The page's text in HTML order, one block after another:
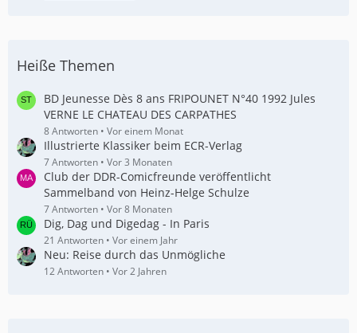
Heiße Themen
BD Jeunesse Dès 8 ans FRIPOUNET N°40 1992 Jules
VERNE LE CHATEAU DES CARPATHES
8 Antworten Vor einem Monat
Illustrierte Klassiker beim ECR-Verlag
7 Antworten Vor 3 Monaten
Club der DDR-Comicfreunde veröffentlicht
Sammelband von Heinz-Helge Schulze
7 Antworten Vor 8 Monaten
Dig, Dag und Digedag - In Paris
21 Antworten Vor einem Jahr
Neu: Reise durch das Unmögliche
12 Antworten Vor 2 Jahren